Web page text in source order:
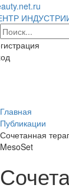
Главная
Публикации
Сочетанная
MesoSet